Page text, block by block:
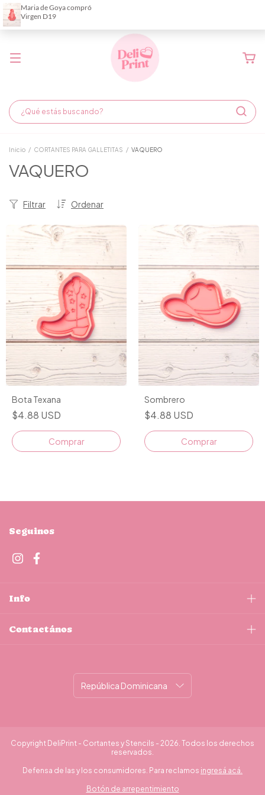
Demora de fabricación hasta 6 días hábiles
Inicio / CORTANTES PARA GALLETITAS / VAQUERO
VAQUERO
Ordenar
Filtrar
Bota Texana
$4.88 USD
Comprar
Sombrero
$4.88 USD
Comprar
Seguinos
Info
Contactános
Copyright DeliPrint - Cortantes y Stencils - 2026. Todos los derechos
reservados.
Defensa de las y los consumidores. Para reclamos ingresá acá.
Botón de arrepentimiento